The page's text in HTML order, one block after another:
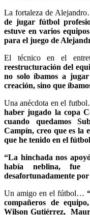
La fortaleza de
de jugar fútbol
estuve en varios
para el juego de
El técnico en el
reestructuración del
no solo íbamos a
creación, sino que
Una anécdota en el
haber jugado la copa
cuando quedamos
Campín, creo que es la
que he tenido en el
“La hinchada nos
había neblina, fue
desafortunadamente
Un amigo en el fútbol…
compañeros de
Wilson Gutiérrez,